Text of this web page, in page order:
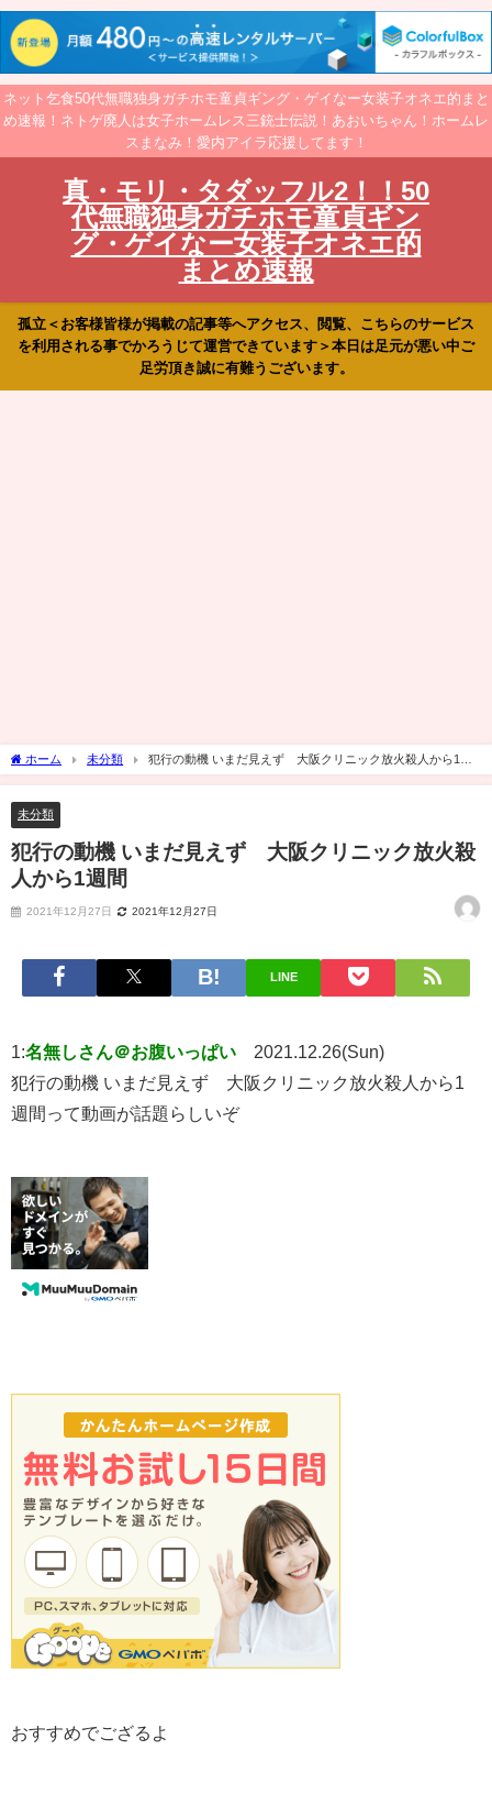
ネット乞食50代無職独身ガチホモ童貞ギング・ゲイなー女装子オネエ的まと
め速報！ネトゲ廃人は女子ホームレス三銃士伝説！あおいちゃん！ホームレ
スまなみ！愛内アイラ応援してます！
真・モリ・タダッフル2！！50
代無職独身ガチホモ童貞ギン
グ・ゲイなー女装子オネエ的
まとめ速報
孤立＜お客様皆様が掲載の記事等へアクセス、閲覧、こちらのサービス
を利用される事でかろうじて運営できています＞本日は足元が悪い中ご
足労頂き誠に有難うございます。
ホーム 未分類
犯行の動機 いまだ見えず 大阪クリニック放火殺人から1週
間
未分類
犯行の動機 いまだ見えず 大阪クリニック放火殺
人から1週間
2021年12月27日 2021年12月27日
LINE
1:名無しさん＠お腹いっぱい
2021.12.26(Sun)
犯行の動機 いまだ見えず 大阪クリニック放火殺人から1
週間って動画が話題らしいぞ
おすすめでござるよ